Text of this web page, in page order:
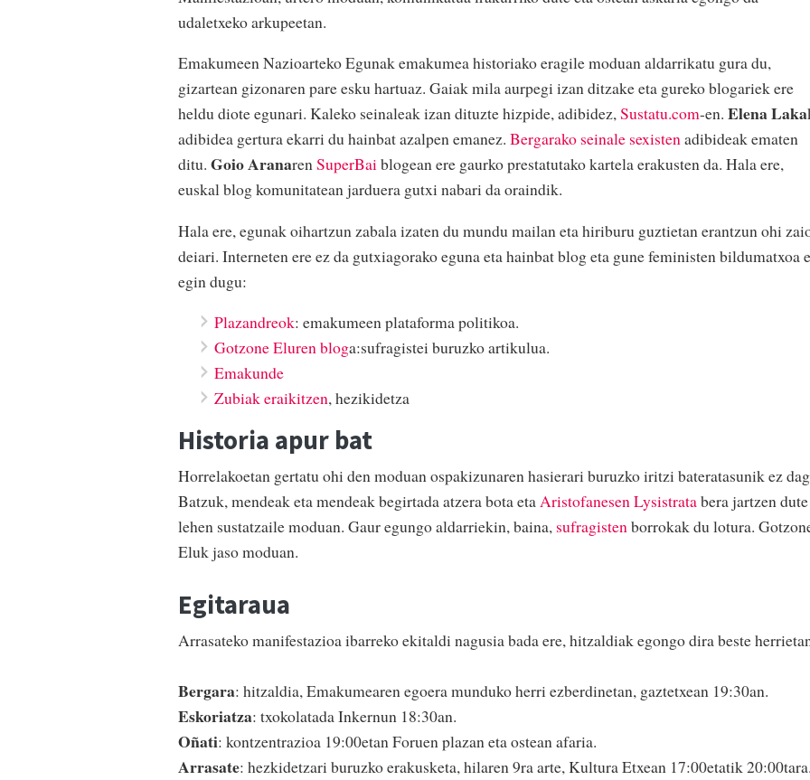
udaletxeko arkupeetan.
Emakumeen Nazioarteko Egunak emakumea historiako eragile moduan aldarrikatu gura du,
gizartean gizonaren pare esku hartuaz. Gaiak mila aurpegi izan ditzake eta gureko blogariek ere
heldu diote egunari. Kaleko seinaleak izan dituzte hizpide, adibidez,Sustatu.com-en. Elena Laka
adibidea gertura ekarri du hainbat azalpen emanez. Bergarako seinale sexistenadibideak ematen
ditu. Goio AranarenSuperBaiblogean ere gaurko prestatutako kartela erakusten da. Hala ere,
euskal blog komunitatean jarduera gutxi nabari da oraindik.
Hala ere, egunak oihartzun zabala izaten du mundu mailan eta hiriburu guztietan erantzun ohi
deiari. Interneten ere ez da gutxiagorako eguna eta hainbat blog eta gune feministen bildumatxoa
egin dugu:
Plazandreok: emakumeen plataforma politikoa.
Gotzone Eluren bloga:sufragistei buruzko artikulua.
Emakunde
Zubiak eraikitzen, hezikidetza
Historia apur bat
Horrelakoetan gertatu ohi den moduan ospakizunaren hasierari buruzko iritzi bateratasunik ez
Batzuk, mendeak eta mendeak begirtada atzera bota etaAristofanesen Lysistratabera jartzen dute
lehen sustatzaile moduan. Gaur egungo aldarriekin, baina, sufragistenborrokak du lotura.
Eluk jaso moduan.
Egitaraua
Arrasateko manifestazioa ibarreko ekitaldi nagusia bada ere, hitzaldiak egongo dira beste
Bergara: hitzaldia, Emakumearen egoera munduko herri ezberdinetan, gaztetxean 19:30an.
Eskoriatza: txokolatada Inkernun 18:30an.
Oñati: kontzentrazioa 19:00etan Foruen plazan eta ostean afaria.
Arrasate: hezkidetzari buruzko erakusketa, hilaren 9ra arte, Kultura Etxean 17:00etatik